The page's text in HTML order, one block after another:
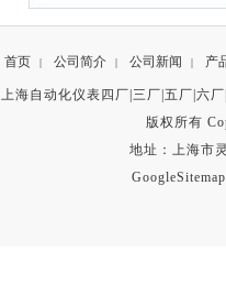
首页 | 公司简介 | 公司新闻 | 产
上海自动化仪表四厂|三厂|五厂|六
版权所有
地址：上海市
GoogleSitemap